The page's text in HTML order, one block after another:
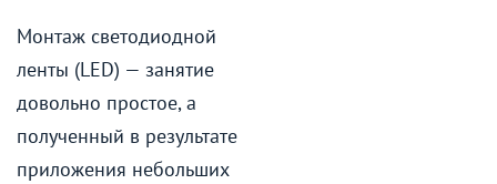
Монтаж светодиодной
ленты (LED) — занятие
довольно простое, а
полученный в результате
приложения небольших